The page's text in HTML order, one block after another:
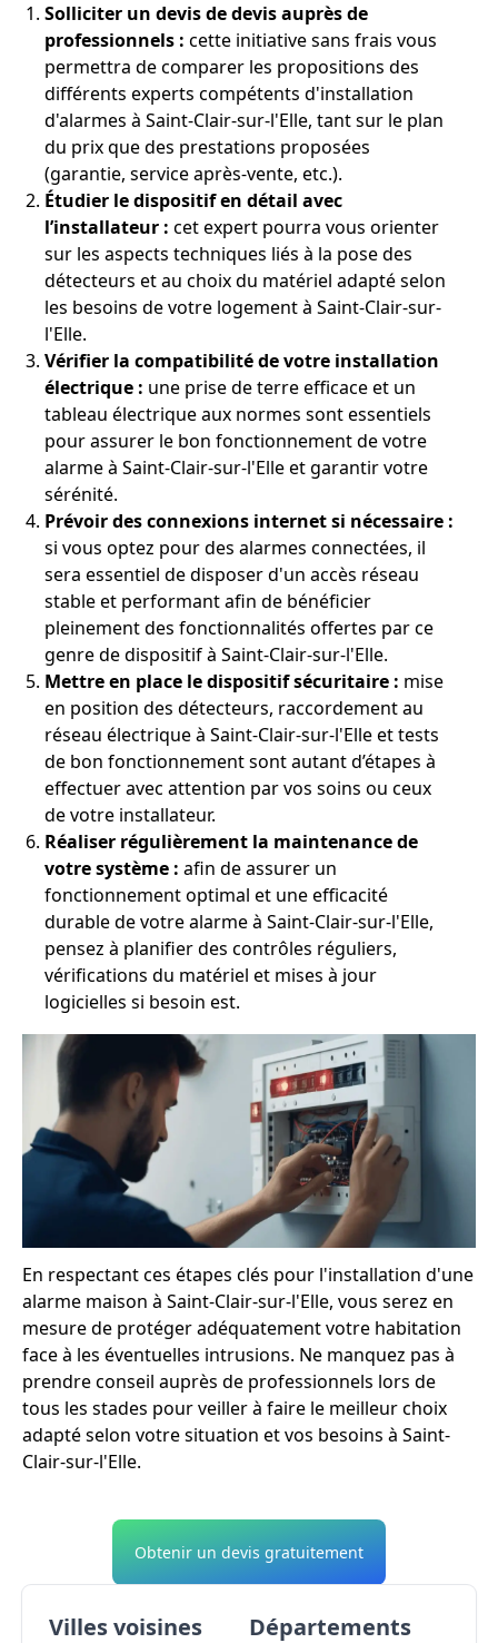
Solliciter un devis de devis auprès de
professionnels : cette initiative sans frais vous
permettra de comparer les propositions des
différents experts compétents d'installation
d'alarmes à Saint-Clair-sur-l'Elle, tant sur le plan
du prix que des prestations proposées
(garantie, service après-vente, etc.).
Étudier le dispositif en détail avec
l’installateur : cet expert pourra vous orienter
sur les aspects techniques liés à la pose des
détecteurs et au choix du matériel adapté selon
les besoins de votre logement à Saint-Clair-sur-
l'Elle.
Vérifier la compatibilité de votre installation
électrique : une prise de terre efficace et un
tableau électrique aux normes sont essentiels
pour assurer le bon fonctionnement de votre
alarme à Saint-Clair-sur-l'Elle et garantir votre
sérénité.
Prévoir des connexions internet si nécessaire :
si vous optez pour des alarmes connectées, il
sera essentiel de disposer d'un accès réseau
stable et performant afin de bénéficier
pleinement des fonctionnalités offertes par ce
genre de dispositif à Saint-Clair-sur-l'Elle.
Mettre en place le dispositif sécuritaire : mise
en position des détecteurs, raccordement au
réseau électrique à Saint-Clair-sur-l'Elle et tests
de bon fonctionnement sont autant d’étapes à
effectuer avec attention par vos soins ou ceux
de votre installateur.
Réaliser régulièrement la maintenance de
votre système : afin de assurer un
fonctionnement optimal et une efficacité
durable de votre alarme à Saint-Clair-sur-l'Elle,
pensez à planifier des contrôles réguliers,
vérifications du matériel et mises à jour
logicielles si besoin est.
En respectant ces étapes clés pour l'installation d'une
alarme maison à Saint-Clair-sur-l'Elle, vous serez en
mesure de protéger adéquatement votre habitation
face à les éventuelles intrusions. Ne manquez pas à
prendre conseil auprès de professionnels lors de
tous les stades pour veiller à faire le meilleur choix
adapté selon votre situation et vos besoins à Saint-
Clair-sur-l'Elle.
Obtenir un devis gratuitement
Villes voisines Départements